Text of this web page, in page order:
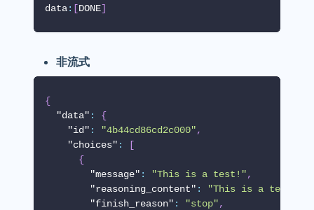
data: [DONE]
非流式
{
"data" :
{
"id" : "4b44cd86cd2c000",
"choices" :
[
{
"message" : "This is a test!",
"reasoning_content" : "This is a test!"
"finish_reason" : "stop",